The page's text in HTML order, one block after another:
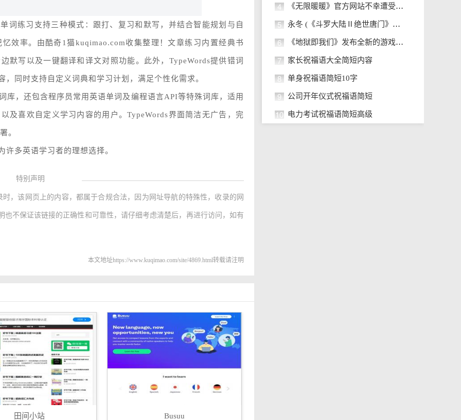
词练习支持三种模式：跟打、复习和默写，并结合智能规划与自
效率。由酷奇1猫kuqimao.com收集整理！文章练习内置经典书
默写以及一键翻译和译文对照功能。此外，TypeWords提供错词
同时支持自定义词典和学习计划，满足个性化需求。
库，还包含程序员常用英语单词及编程语言API等特殊词库，适用
及喜欢自定义学习内容的用户。TypeWords界面简洁无广告，完
。
许多英语学习者的理想选择。
特别声明
，该网页上的内容，都属于合规合法，因为网址导航的特殊性，收录的网
不保证该链接的正确性和可靠性，请仔细考虑清楚后，再进行访问，如有
本文地址https://www.kuqimao.com/site/4869.html转载请注明
田间小站 Busuu
4 《无限暖暖》官方网站不幸遭受网络
5 永冬 (《斗罗大陆Ⅱ绝世唐门》动画
6 《地狱即我们》发布全新的游戏预告
7 家长祝福语大全简短内容
8 单身祝福语简短10字
9 公司开年仪式祝福语简短
10 电力考试祝福语简短高级